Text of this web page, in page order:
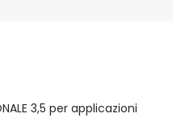
3,5 per applicazioni